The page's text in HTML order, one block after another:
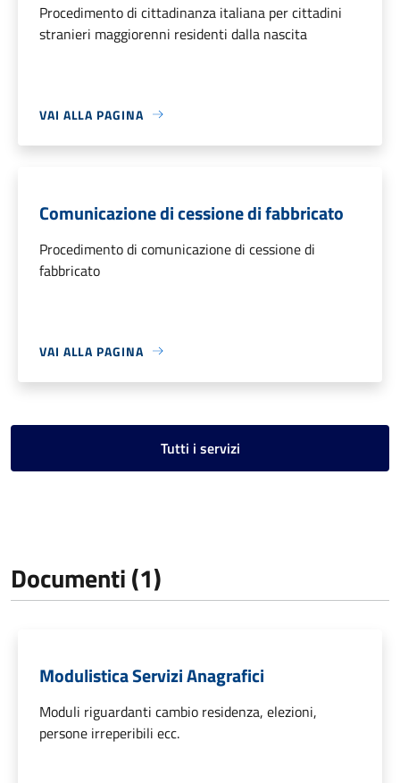
Procedimento di cittadinanza italiana per cittadini
stranieri maggiorenni residenti dalla nascita
VAI ALLA PAGINA
Comunicazione di cessione di fabbricato
Procedimento di comunicazione di cessione di
fabbricato
VAI ALLA PAGINA
Tutti i servizi
Documenti (1)
Modulistica Servizi Anagrafici
Moduli riguardanti cambio residenza, elezioni,
persone irreperibili ecc.